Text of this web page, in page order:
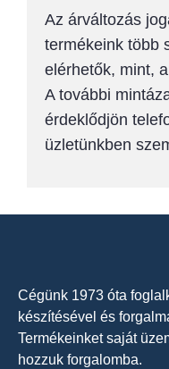
Az árváltozás
termékeink több
elérhetők, mint,
A további
érdeklődjön
üzletünkben
Cégünk 1973 óta
készítésével és
Termékeinket saját
hozzuk forgalomba.